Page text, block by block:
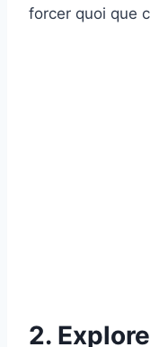
forcer quoi que
2.